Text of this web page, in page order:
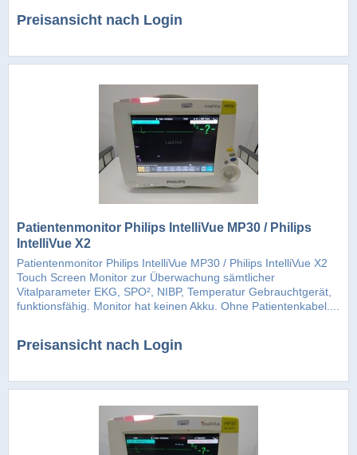
Preisansicht nach Login
Patientenmonitor Philips IntelliVue MP30 / Philips
IntelliVue X2
Patientenmonitor Philips IntelliVue MP30 / Philips IntelliVue X2
Touch Screen Monitor zur Überwachung sämtlicher
Vitalparameter EKG, SPO², NIBP, Temperatur Gebrauchtgerät,
funktionsfähig. Monitor hat keinen Akku. Ohne Patientenkabel....
Preisansicht nach Login